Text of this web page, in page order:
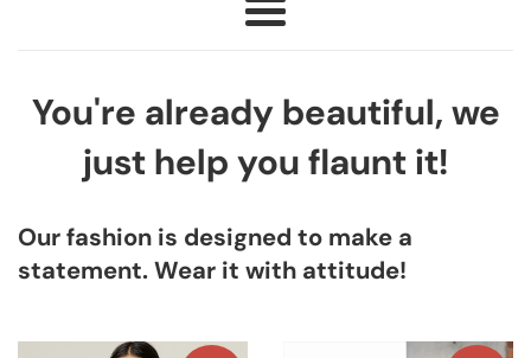
Menu
You're already beautiful, we
just help you flaunt it!
Our fashion is designed to make a
statement. Wear it with attitude!